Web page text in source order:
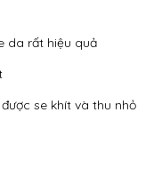
da rất hiệu quả
se khít và thu nhỏ